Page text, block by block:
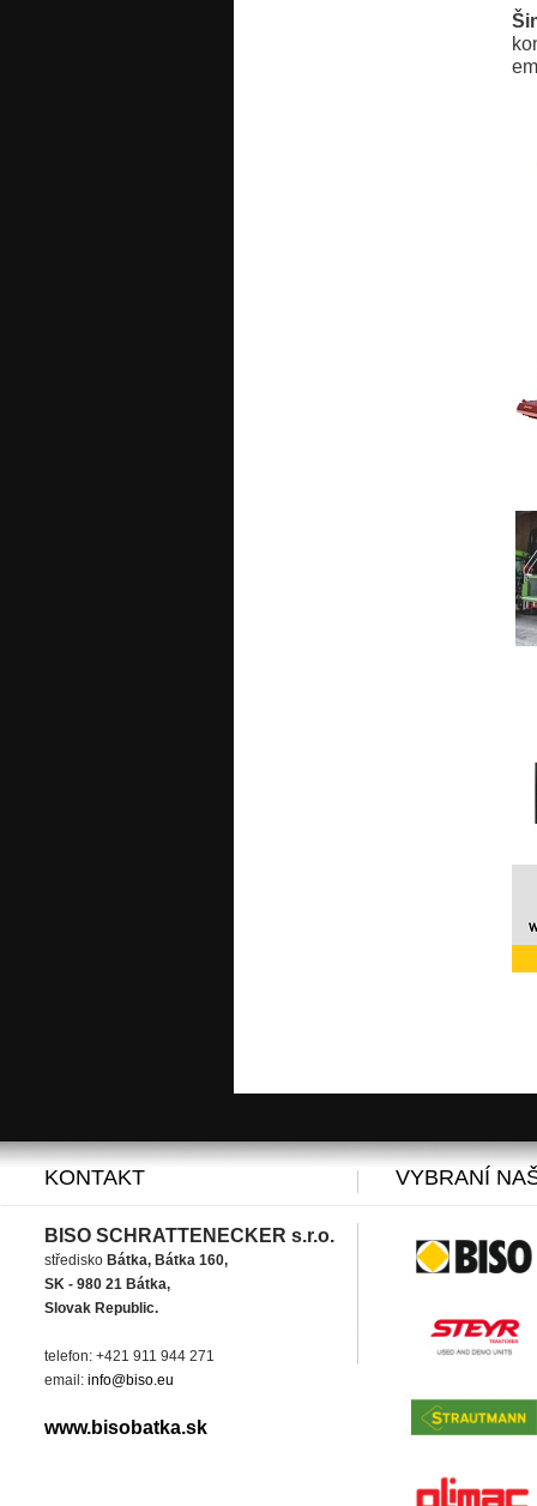
KONTAKT
BISO SCHRATTENECKER s.r.o.
středisko Bátka, Bátka 160,
SK - 980 21 Bátka,
Slovak Republic.
telefon: +421 911 944 271
email: info@biso.eu
www.bisobatka.sk
VYBRANÍ